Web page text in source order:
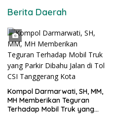
Berita Daerah
Kompol Darmarwati, SH, MM,
MH Memberikan Teguran
Terhadap Mobil Truk yang